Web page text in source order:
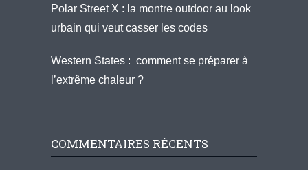
Polar Street X : la montre outdoor au look
urbain qui veut casser les codes
Western States : comment se préparer à
l’extrême chaleur ?
COMMENTAIRES RÉCENTS